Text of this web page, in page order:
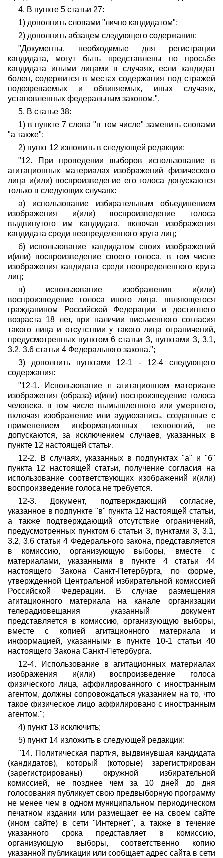
4. В пункте 5 статьи 27:
1) дополнить словами "лично кандидатом";
2) дополнить абзацем следующего содержания:
"Документы, необходимые для регистрации
кандидата, могут быть представлены по просьбе
кандидата иными лицами в случаях, если кандидат
болен, содержится в местах содержания под стражей
подозреваемых и обвиняемых, иных случаях,
установленных федеральным законом.".
5. В статье 38:
1) в пункте 7 слова "в том числе" заменить словами
"а также";
2) пункт 12 изложить в следующей редакции:
"12. При проведении выборов использование в
агитационных материалах изображений физического
лица и(или) воспроизведение его голоса допускаются
только в следующих случаях:
а) использование избирательным объединением
изображения и(или) воспроизведение голоса
выдвинутого им кандидата, включая изображения
кандидата среди неопределенного круга лиц;
б) использование кандидатом своих изображений
и(или) воспроизведение своего голоса, в том числе
изображения кандидата среди неопределенного круга
лиц;
в) использование изображения и(или)
воспроизведение голоса иного лица, являющегося
гражданином Российской Федерации и достигшего
возраста 18 лет, при наличии письменного согласия
такого лица и отсутствии у такого лица ограничений,
предусмотренных пунктом 6 статьи 3, пунктами 3, 3.1,
3.2, 3.6 статьи 4 Федерального закона.";
3) дополнить пунктами 12-1 - 12-4 следующего
содержания:
"12-1. Использование в агитационном материале
изображения (образа) и(или) воспроизведение голоса
человека, в том числе вымышленного или умершего,
включая изображение или аудиозапись, созданные с
применением информационных технологий, не
допускаются, за исключением случаев, указанных в
пункте 12 настоящей статьи.
12-2. В случаях, указанных в подпунктах "а" и "б"
пункта 12 настоящей статьи, получение согласия на
использование соответствующих изображений и(или)
воспроизведение голоса не требуется.
12-3. Документ, подтверждающий согласие,
указанное в подпункте "в" пункта 12 настоящей статьи,
а также подтверждающий отсутствие ограничений,
предусмотренных пунктом 6 статьи 3, пунктами 3, 3.1,
3.2, 3.6 статьи 4 Федерального закона, представляется
в комиссию, организующую выборы, вместе с
материалами, указанными в пункте 4 статьи 44
настоящего Закона Санкт-Петербурга, по форме,
утвержденной Центральной избирательной комиссией
Российской Федерации. В случае размещения
агитационного материала на канале организации
телерадиовещания указанный документ
представляется в комиссию, организующую выборы,
вместе с копией агитационного материала и
информацией, указанными в пункте 10-1 статьи 40
настоящего Закона Санкт-Петербурга.
12-4. Использование в агитационных материалах
изображения и(или) воспроизведение голоса
физического лица, аффилированного с иностранным
агентом, должны сопровождаться указанием на то, что
такое физическое лицо аффилировано с иностранным
агентом.";
4) пункт 13 исключить;
5) пункт 14 изложить в следующей редакции:
"14. Политическая партия, выдвинувшая кандидата
(кандидатов), который (которые) зарегистрирован
(зарегистрированы) окружной избирательной
комиссией, не позднее чем за 10 дней до дня
голосования публикует свою предвыборную программу
не менее чем в одном муниципальном периодическом
печатном издании или размещает ее на своем сайте
(ином сайте) в сети "Интернет", а также в течение
указанного срока представляет в комиссию,
организующую выборы, соответственно копию
указанной публикации или сообщает адрес сайта в сети